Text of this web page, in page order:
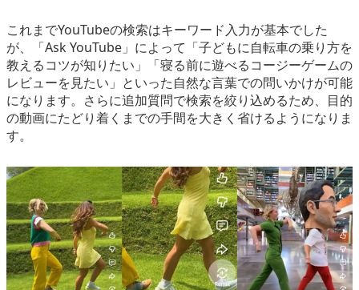
これまでYouTubeの検索はキーワード入力が基本でした
が、「Ask YouTube」によって「子どもに自転車の乗り方を
教えるコツが知りたい」「寝る前に遊べるコージーゲームの
レビューを見たい」といった自然な言葉での問いかけが可能
になります。さらに追加質問で検索を絞り込めるため、目的
の動画にたどり着くまでの手間を大きく省けるようになりま
す。